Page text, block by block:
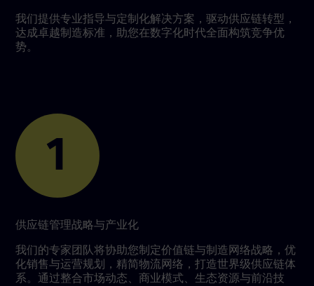
我们提供专业指导与定制化解决方案，驱动供应链转型，
达成卓越制造标准，助您在数字化时代全面构筑竞争优
势。
1
供应链管理战略与产业化
我们的专家团队将协助您制定价值链与制造网络战略，优
化销售与运营规划，精简物流网络，打造世界级供应链体
系。通过整合市场动态、商业模式、生态资源与前沿技